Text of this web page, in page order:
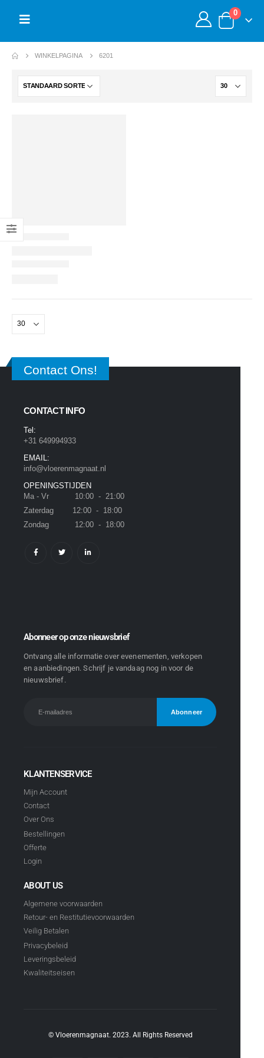
0
WINKELPAGINA 6201
Contact Ons!
CONTACT INFO
Tel:
+31 649994933
EMAIL:
info@vloerenmagnaat.nl
OPENINGSTIJDEN
Ma - Vr 10:00 - 21:00
Zaterdag 12:00 - 18:00
Zondag 12:00 - 18:00
Abonneer op onze nieuwsbrief
Ontvang alle informatie over evenementen, verkopen
en aanbiedingen. Schrijf je vandaag nog in voor de
nieuwsbrief.
KLANTENSERVICE
Mijn Account
Contact
Over Ons
Bestellingen
Offerte
Login
ABOUT US
Algemene voorwaarden
Retour- en Restitutievoorwaarden
Veilig Betalen
Privacybeleid
Leveringsbeleid
Kwaliteitseisen
© Vloerenmagnaat. 2023. All Rights Reserved